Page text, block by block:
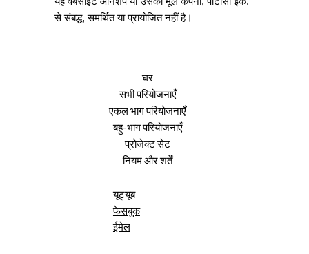
घर
सभी परियोजनाएँ
एकल भाग परियोजनाएँ
बहु-भाग परियोजनाएँ
प्रोजेक्ट सेट
नियम और शर्तें
यूट्यूब
फेसबुक
ईमेल
से संबद्ध, समर्थित या प्रायोजित नहीं है।